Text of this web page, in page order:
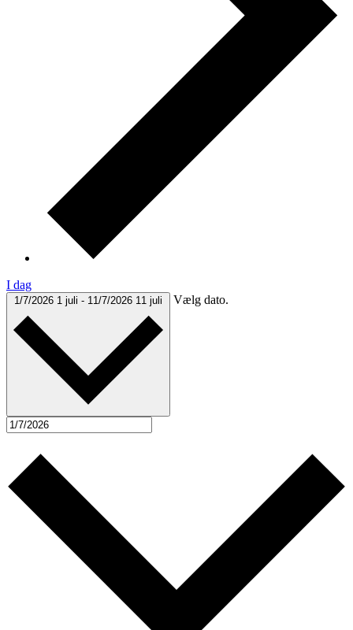
I dag
1/7/2026 1 juli - 11/7/2026 11 juli Vælg dato.